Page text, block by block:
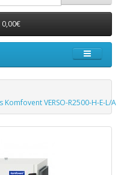
0,00€
VERSO-R2500-H-E-L/A